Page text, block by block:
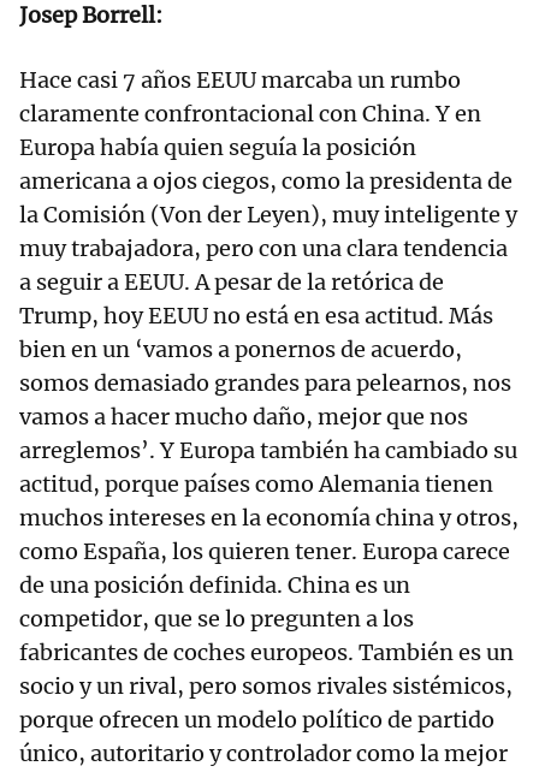
Josep Borrell:
Hace casi 7 años EEUU marcaba un rumbo
claramente confrontacional con China. Y en
Europa había quien seguía la posición
americana a ojos ciegos, como la presidenta de
la Comisión (Von der Leyen), muy inteligente y
muy trabajadora, pero con una clara tendencia
a seguir a EEUU. A pesar de la retórica de
Trump, hoy EEUU no está en esa actitud. Más
bien en un ‘vamos a ponernos de acuerdo,
somos demasiado grandes para pelearnos, nos
vamos a hacer mucho daño, mejor que nos
arreglemos’. Y Europa también ha cambiado su
actitud, porque países como Alemania tienen
muchos intereses en la economía china y otros,
como España, los quieren tener. Europa carece
de una posición definida. China es un
competidor, que se lo pregunten a los
fabricantes de coches europeos. También es un
socio y un rival, pero somos rivales sistémicos,
porque ofrecen un modelo político de partido
único, autoritario y controlador como la mejor